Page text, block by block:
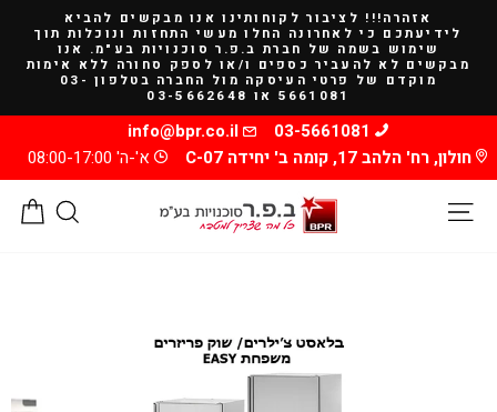
קריאה
אזהרה!!! לציבור לקוחותינו אנו מבקשים להביא
לידיעתכם כי לאחרונה החלו מעשי התחזות ונוכלות תוך
שימוש בשמה של חברת ב.פ.ר סוכנויות בע"מ. אנו
מבקשים לא להעביר כספים ו/או לספק סחורה ללא אימות
מוקדם של פרטי העיסקה מול החברה בטלפון 03-
5661081 או 03-5662648
03-5661081
info@bpr.co.il
חולון, רח' הלהב 17, קומה ב' יחידה C-07
א'-ה' 08:00-17:00